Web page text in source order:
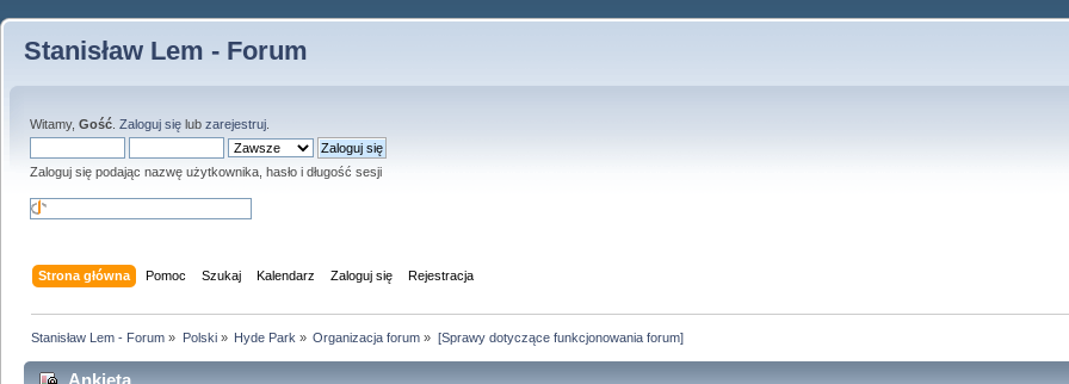
Stanisław Lem - Forum
Witamy, Gość Zaloguj się lub zarejestruj
Zaloguj się podając nazwę użytkownika, hasło i długość sesji
Strona główna Pomoc Szukaj Kalendarz Zaloguj się Rejestracja
Stanisław Lem - Forum » Polski» Hyde Park » Organizacja forum » [Sprawy dotyczące funkcjonowania forum]
Ankieta